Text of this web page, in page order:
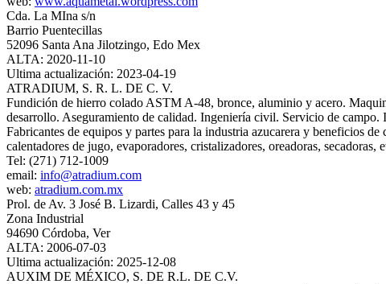
Cda. La MIna s/n
Barrio Puentecillas
52096 Santa Ana Jilotzingo, Edo Mex
ALTA: 2020-11-10
Ultima actualización: 2023-04-19
ATRADIUM, S. R. L. DE C. V.
Fundición de hierro colado ASTM A-48, bronce, aluminio y acero.
desarrollo. Aseguramiento de calidad. Ingeniería civil. Servicio de campo.
Fabricantes de equipos y partes para la industria azucarera y beneficios
calentadores de jugo, evaporadores, cristalizadores, oreadoras, secadoras,
Tel: (271) 712-1009
email: info@atradium.com
web: atradium.com.mx
Prol. de Av. 3 José B. Lizardi, Calles 43 y 45
Zona Industrial
94690 Córdoba, Ver
ALTA: 2006-07-03
Ultima actualización: 2025-12-08
AUXIM DE MÉXICO, S. DE R.L. DE C.V.